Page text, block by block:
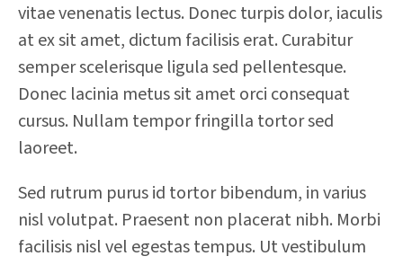
vitae venenatis lectus. Donec turpis dolor, iaculis
at ex sit amet, dictum facilisis erat. Curabitur
semper scelerisque ligula sed pellentesque.
Donec lacinia metus sit amet orci consequat
cursus. Nullam tempor fringilla tortor sed
laoreet.
Sed rutrum purus id tortor bibendum, in varius
nisl volutpat. Praesent non placerat nibh. Morbi
facilisis nisl vel egestas tempus. Ut vestibulum